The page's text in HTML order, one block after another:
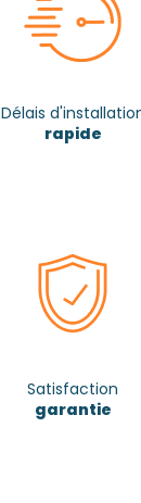
Délais
rapide
Satisfaction
garantie